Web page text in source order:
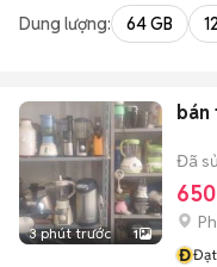
Dung lượng: 64 GB
3 phút trước 1
Đã
ĐĐạt